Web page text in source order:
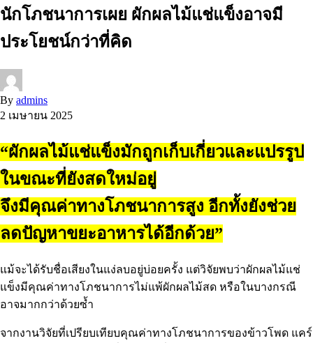
นักโภชนาการเผย ผักผลไม้แช่แข็งอาจมี
ประโยชน์กว่าที่คิด
By admins
2 เมษายน 2025
“ผักผลไม้แช่แข็งมักถูกเก็บเกี่ยวและแปรรูป
ในขณะที่ยังสดใหม่อยู่
จึงมีคุณค่าทางโภชนาการสูง อีกทั้งยังช่วย
ลดปัญหาขยะอาหารได้อีกด้วย”
แม้จะได้รับชื่อเสียงในแง่ลบอยู่บ่อยครั้ง แต่วิจัยพบว่าผักผลไม้แช่
แข็งมีคุณค่าทางโภชนาการไม่แพ้ผักผลไม้สด หรือในบางกรณี
อาจมากกว่าด้วยซ้ำ
จากงานวิจัยที่เปรียบเทียบคุณค่าทางโภชนาการของข้าวโพด แคร์